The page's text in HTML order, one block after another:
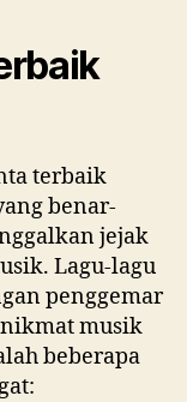
terbaik
benar-
jejak
Lagu-lagu
penggemar
musik
beberapa